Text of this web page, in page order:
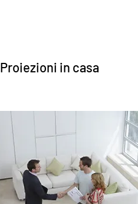
Proiezioni in casa